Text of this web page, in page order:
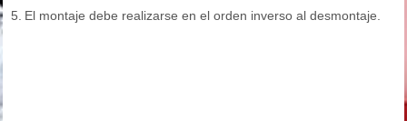
5. El montaje debe realizarse en el orden inverso al desmontaje.